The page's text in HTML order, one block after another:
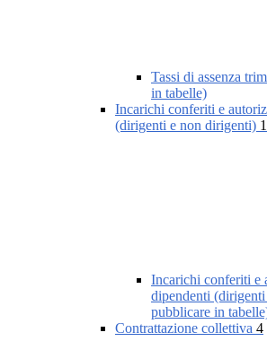
Tassi di assenza
in tabelle)
Incarichi conferiti e
(dirigenti e non dirigenti)
Incarichi conferiti e
dipendenti
pubblicare in
Contrattazione collettiva 4